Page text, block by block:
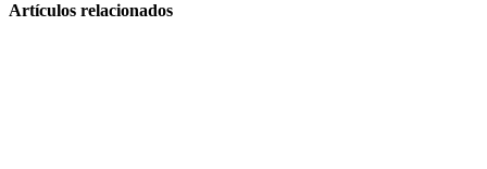
Artículos relacionados